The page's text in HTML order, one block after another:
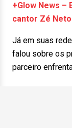
+Glow News –
cantor Zé
Já em suas
falou sobre os
parceiro